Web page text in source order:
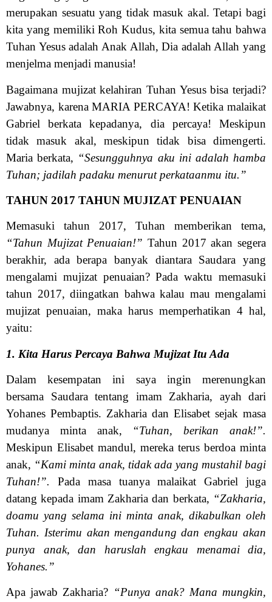
merupakan sesuatu yang tidak masuk akal. Tetapi bagi
kita yang memiliki Roh Kudus, kita semua tahu bahwa
Tuhan Yesus adalah Anak Allah, Dia adalah Allah yang
menjelma menjadi manusia!
Bagaimana mujizat kelahiran Tuhan Yesus bisa terjadi?
Jawabnya, karena MARIA PERCAYA! Ketika malaikat
Gabriel berkata kepadanya, dia percaya! Meskipun
tidak masuk akal, meskipun tidak bisa dimengerti.
Maria berkata, “Sesungguhnya aku ini adalah hamba
Tuhan; jadilah padaku menurut perkataanmu itu.”
TAHUN 2017 TAHUN MUJIZAT PENUAIAN
Memasuki tahun 2017, Tuhan memberikan tema,
“Tahun Mujizat Penuaian!” Tahun 2017 akan segera
berakhir, ada berapa banyak diantara Saudara yang
mengalami mujizat penuaian? Pada waktu memasuki
tahun 2017, diingatkan bahwa kalau mau mengalami
mujizat penuaian, maka harus memperhatikan 4 hal,
yaitu:
1. Kita Harus Percaya Bahwa Mujizat Itu Ada
Dalam kesempatan ini saya ingin merenungkan
bersama Saudara tentang imam Zakharia, ayah dari
Yohanes Pembaptis. Zakharia dan Elisabet sejak masa
mudanya minta anak, “Tuhan, berikan anak!”.
Meskipun Elisabet mandul, mereka terus berdoa minta
anak, “Kami minta anak, tidak ada yang mustahil bagi
Tuhan!”. Pada masa tuanya malaikat Gabriel juga
datang kepada imam Zakharia dan berkata, “Zakharia,
doamu yang selama ini minta anak, dikabulkan oleh
Tuhan. Isterimu akan mengandung dan engkau akan
punya anak, dan haruslah engkau menamai dia,
Yohanes.”
Apa jawab Zakharia? “Punya anak? Mana mungkin,